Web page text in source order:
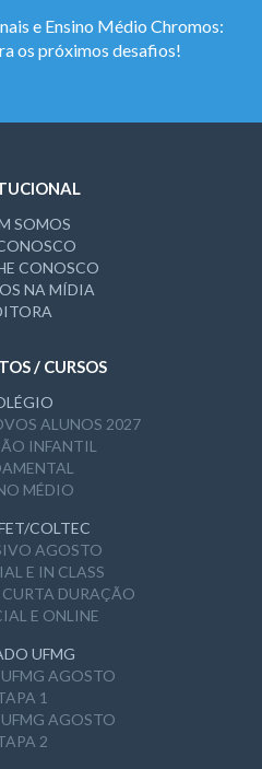
e Ensino Médio Chromos:
os próximos desafios!
SOMOS
CONOSCO
NA MÍDIA
/ CURSOS
ALUNOS 2027
INFANTIL
MÉDIO
COLTEC
AGOSTO
E IN CLASS
CURTA DURAÇÃO
E ONLINE
UFMG
AGOSTO
1
AGOSTO
2